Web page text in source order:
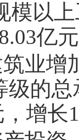
模以
亿
业增
级的
增长